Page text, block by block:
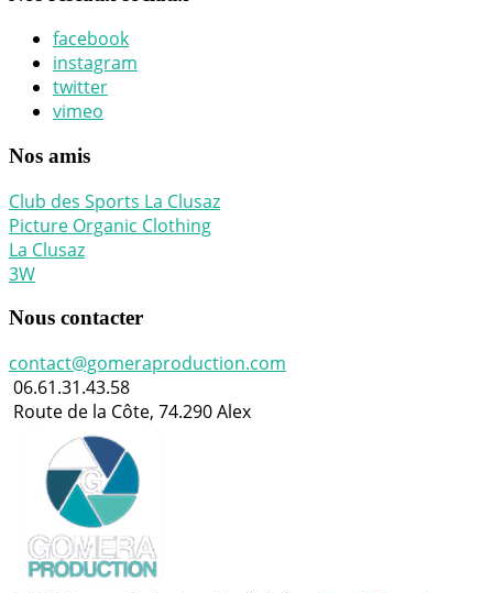
facebook
instagram
twitter
vimeo
Nos amis
Club des Sports La Clusaz
Picture Organic Clothing
La Clusaz
3W
Nous contacter
contact@gomeraproduction.com
06.61.31.43.58
Route de la Côte, 74.290 Alex